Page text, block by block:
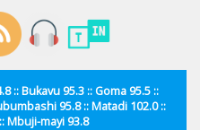
:: Bukavu 95.3 :: Goma 95.5 ::
95.8 :: Matadi 102.0 ::
Mbuji-mayi 93.8